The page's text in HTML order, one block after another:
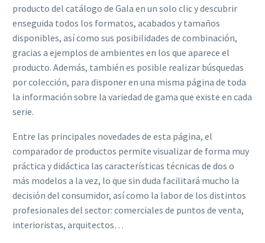
producto del catálogo de Gala en un solo clic y descubrir
enseguida todos los formatos, acabados y tamaños
disponibles, así como sus posibilidades de combinación,
gracias a ejemplos de ambientes en los que aparece el
producto. Además, también es posible realizar búsquedas
por colección, para disponer en una misma página de toda
la información sobre la variedad de gama que existe en cada
serie.
Entre las principales novedades de esta página, el
comparador de productos permite visualizar de forma muy
práctica y didáctica las características técnicas de dos o
más modelos a la vez, lo que sin duda facilitará mucho la
decisión del consumidor, así como la labor de los distintos
profesionales del sector: comerciales de puntos de venta,
interioristas, arquitectos…